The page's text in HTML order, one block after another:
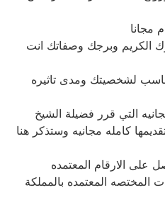
مجانا
وبرجك وصفاتك انت
لشخصيتك ومدى تاثيره
التي قرر فضيلة الشيخ
كامله مجانيه وستذكر هنا
على الارقام المعتمده
المختصه المعتمده بالمملكة